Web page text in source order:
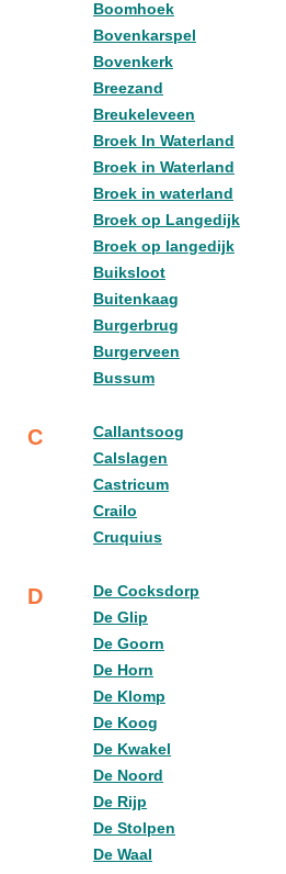
Boomhoek
Bovenkarspel
Bovenkerk
Breezand
Breukeleveen
Broek In Waterland
Broek in Waterland
Broek in waterland
Broek op Langedijk
Broek op langedijk
Buiksloot
Buitenkaag
Burgerbrug
Burgerveen
Bussum
C
Callantsoog
Calslagen
Castricum
Crailo
Cruquius
D
De Cocksdorp
De Glip
De Goorn
De Horn
De Klomp
De Koog
De Kwakel
De Noord
De Rijp
De Stolpen
De Waal